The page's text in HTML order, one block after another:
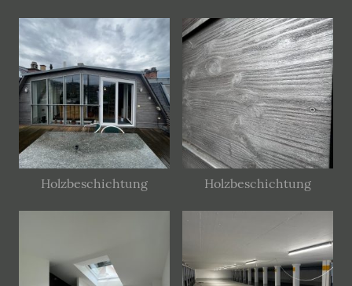
Holzbeschichtung Holzbeschichtung